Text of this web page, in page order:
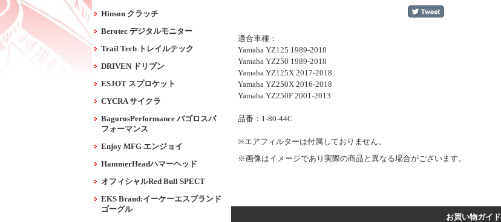
Hinson クラッチ
Berotec デジタルモニター
Trail Tech トレイルテック
DRIVEN ドリブン
ESJOT スプロケット
CYCRA サイクラ
BagorosPerformance バゴロスパ
フォーマンス
Enjoy MFG エンジョイ
HammerHeadハマーヘッド
オフィシャルRed Bull SPECT
EKS Brand:イーケーエスブランド
ゴーグル
適合車種：
Yamaha YZ125 1989-2018
Yamaha YZ250 1989-2018
Yamaha YZ125X 2017-2018
Yamaha YZ250X 2016-2018
Yamaha YZ250F 2001-2013
品番：1-80-44C
※エアフィルターは付属しておりません。
※画像はイメージであり実際の商品と異なる場合がございます。
お買い物ガイド